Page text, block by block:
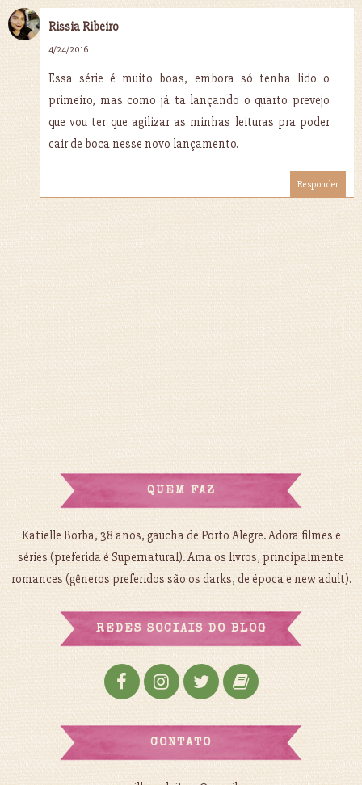
Rissia Ribeiro
4/24/2016
Essa série é muito boas, embora só tenha lido o
primeiro, mas como já ta lançando o quarto prevejo
que vou ter que agilizar as minhas leituras pra poder
cair de boca nesse novo lançamento.
Responder
QUEM FAZ
Katielle Borba, 38 anos, gaúcha de Porto Alegre. Adora filmes e
séries (preferida é Supernatural). Ama os livros, principalmente
romances (gêneros preferidos são os darks, de época e new adult).
REDES SOCIAIS DO BLOG
CONTATO